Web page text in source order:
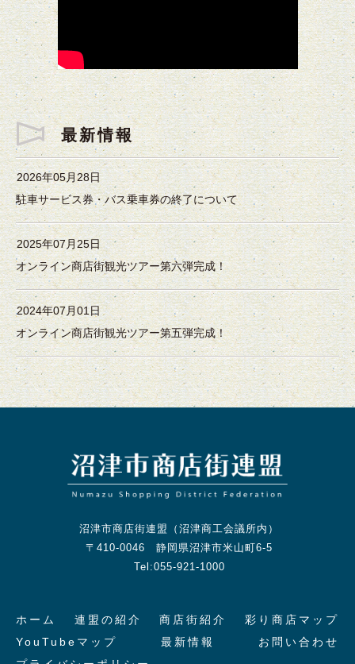
最新情報
2026年05月28日
駐車サービス券・バス乗車券の終了について
2025年07月25日
オンライン商店街観光ツアー第六弾完成！
2024年07月01日
オンライン商店街観光ツアー第五弾完成！
沼津市商店街連盟（沼津商工会議所内）
〒410-0046 静岡県沼津市米山町6-5
Tel:055-921-1000
ホーム 連盟の紹介 商店街紹介
彩り商店マップ
YouTubeマップ
最新情報
お問い合わせ